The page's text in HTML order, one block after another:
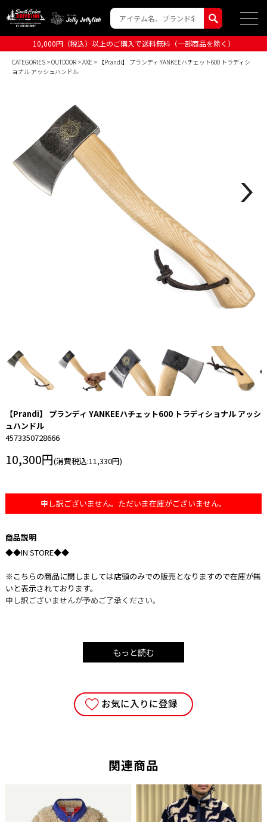
10,000円（税込）以上のご購入で送料無料（一部商品を除く）
CATEGORIES >OUTDOOR >AXE > 【Prandi】 プランディ YANKEEハチェット600 トラディシ
ョナル アッシュハンドル
【Prandi】 プランディ YANKEEハチェット600 トラディショナル アッシ
ュハンドル
4573350728666
10,300円(消費税込:11,330円)
申し訳ございません。ただいま在庫がございません。
商品説明
◆◆IN STORE◆◆
※こちらの商品に関しましては店頭のみでの販売となりますので在庫が無
いと表示されております。
申し訳ございませんが予めご了承ください。
YANKEEハチェット600 トラディショナル アッシュハンドル
と革新的なクオリティを提供する木工道具製造企業です。
四角いヘッドが特徴の焚き付け作成用キンドリングハチェット。
ンマーとしての用途としても使い易い。
【サイズ・刃渡り・重量】
約L385xH140xW27mm・80mm・約820g
もっと読む
お気に入りに登録
関連商品